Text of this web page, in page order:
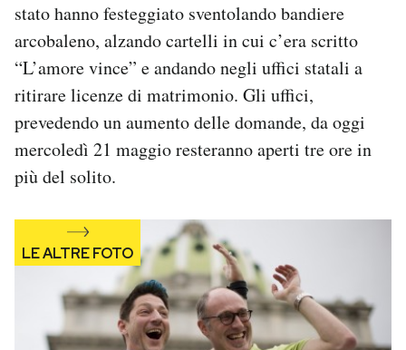
stato hanno festeggiato sventolando bandiere
arcobaleno, alzando cartelli in cui c’era scritto
“L’amore vince” e andando negli uffici statali a
ritirare licenze di matrimonio. Gli uffici,
prevedendo un aumento delle domande, da oggi
mercoledì 21 maggio resteranno aperti tre ore in
più del solito.